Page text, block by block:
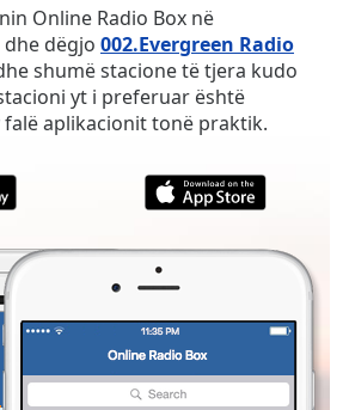
Online Radio Box në
dëgjo 002.Evergreen Radio
shumë stacione të tjera kudo
yt i preferuar është
aplikacionit tonë praktik.